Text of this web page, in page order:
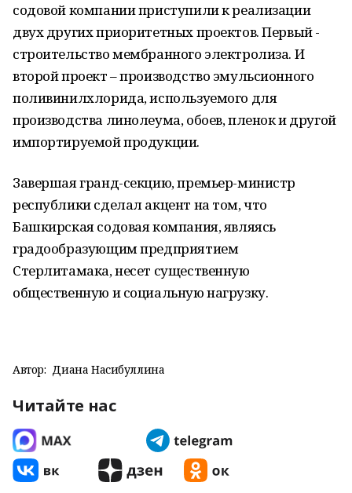
содовой компании приступили к реализации
двух других приоритетных проектов. Первый -
строительство мембранного электролиза. И
второй проект – производство эмульсионного
поливинилхлорида, используемого для
производства линолеума, обоев, пленок и другой
импортируемой продукции.
Завершая гранд-секцию, премьер-министр
республики сделал акцент на том, что
Башкирская содовая компания, являясь
градообразующим предприятием
Стерлитамака, несет существенную
общественную и социальную нагрузку.
Автор: Диана Насибуллина
Читайте нас